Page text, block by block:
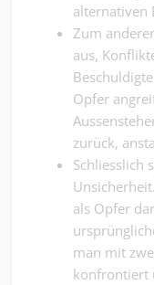
alternativen
Zum
aus,
Opfer
zurück,
Schliesslich
als Opfer
man mit
konfrontiert